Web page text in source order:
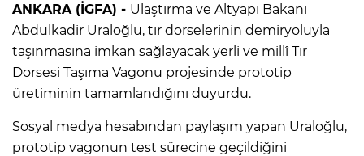
ANKARA (İGFA) - Ulaştırma ve Altyapı Bakanı
Abdulkadir Uraloğlu, tır dorselerinin demiryoluyla
taşınmasına imkan sağlayacak yerli ve millî Tır
Dorsesi Taşıma Vagonu projesinde prototip
üretiminin tamamlandığını duyurdu.
Sosyal medya hesabından paylaşım yapan Uraloğlu,
prototip vagonun test sürecine geçildiğini